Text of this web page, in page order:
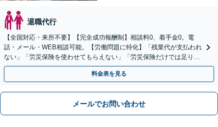
退職代行
【全国対応・来所不要】【完全成功報酬制】相談料0、着手金0。電
話・メール・WEB相談可能。【労働問題に特化】「残業代が支払われ
ない」「労災保険を使わせてもらえない」「労災保険だけでは足りな
い。損害賠償請求したい」など労働問題はお任せを。
料金表を見る
メールでお問い合わせ